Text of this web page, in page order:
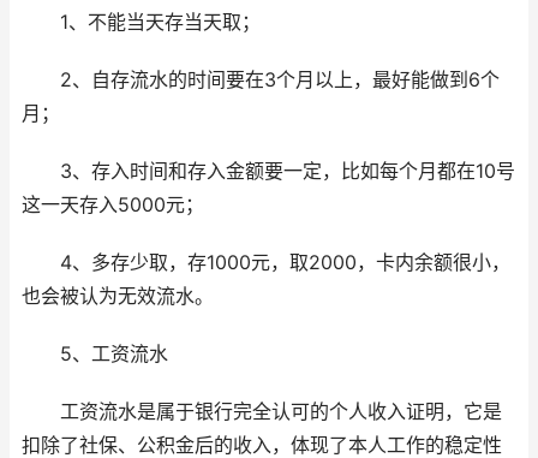
1、不能当天存当天取；
2、自存流水的时间要在3个月以上，最好能做到6个
月；
3、存入时间和存入金额要一定，比如每个月都在10号
这一天存入5000元；
4、多存少取，存1000元，取2000，卡内余额很小，
也会被认为无效流水。
5、工资流水
工资流水是属于银行完全认可的个人收入证明，它是
扣除了社保、公积金后的收入，体现了本人工作的稳定性